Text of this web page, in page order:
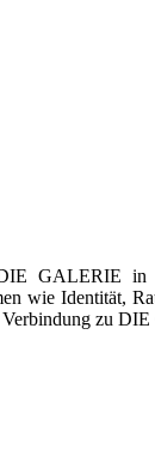
GALERIE
wie Identität,
zu